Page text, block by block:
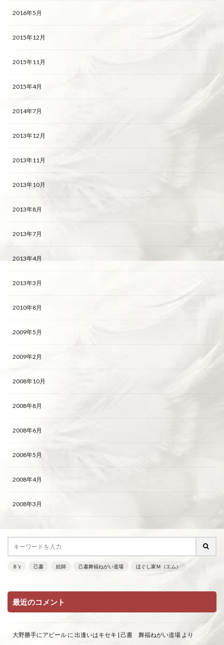
2016年5月
2015年12月
2015年11月
2015年4月
2014年7月
2013年12月
2013年11月
2013年10月
2013年8月
2013年7月
2013年4月
2013年3月
2010年8月
2009年5月
2009年2月
2008年10月
2008年8月
2008年6月
2008年5月
2008年4月
2008年3月
Ｂ’z 己書 絵師 己書舞福ねがい道場 ほぐし家Ｍ（エム）
最近のコメント
大野勝手にアピール に 出逢いはキセキ | 己書 舞福ねがい道場 より